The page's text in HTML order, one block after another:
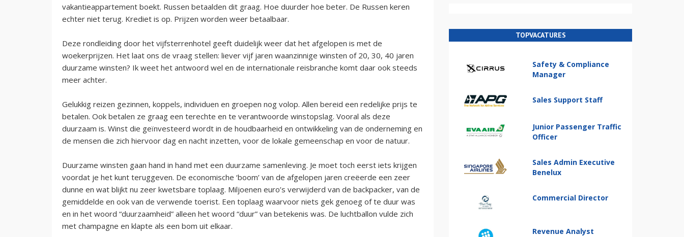
vakantieappartement boekt. Russen betaalden dit graag. Hoe duurder hoe beter. De Russen keren
echter niet terug. Krediet is op. Prijzen worden weer betaalbaar.
Deze rondleiding door het vijfsterrenhotel geeft duidelijk weer dat het afgelopen is met de
woekerprijzen. Het laat ons de vraag stellen: liever vijf jaren waanzinnige winsten of 20, 30, 40 jaren
duurzame winsten? Ik weet het antwoord wel en de internationale reisbranche komt daar ook steeds
meer achter.
Gelukkig reizen gezinnen, koppels, individuen en groepen nog volop. Allen bereid een redelijke prijs te
betalen. Ook betalen ze graag een terechte en te verantwoorde winstopslag. Vooral als deze
duurzaam is. Winst die geïnvesteerd wordt in de houdbaarheid en ontwikkeling van de onderneming en
de mensen die zich hiervoor dag en nacht inzetten, voor de lokale gemeenschap en voor de natuur.
Duurzame winsten gaan hand in hand met een duurzame samenleving. Je moet toch eerst iets krijgen
voordat je het kunt teruggeven. De economische ‘boom’ van de afgelopen jaren creëerde een zeer
dunne en wat blijkt nu zeer kwetsbare toplaag. Miljoenen euro’s verwijderd van de backpacker, van de
gemiddelde en ook van de verwende toerist. Een toplaag waarvoor niets gek genoeg of te duur was
en in het woord “duurzaamheid” alleen het woord “duur” van betekenis was. De luchtballon vulde zich
met champagne en klapte als een bom uit elkaar.
TOPVACATURES
Safety & Compliance
Manager
Sales Support Staff
Junior Passenger Traffic
Officer
Sales Admin Executive
Benelux
Commercial Director
Revenue Analyst